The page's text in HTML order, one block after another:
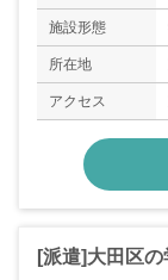
施設形態
所在地
アクセス
[派遣]大田区